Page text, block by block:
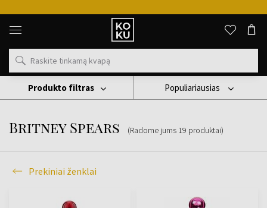
Originalūs
kvepalai
laikrodžiai
vienoje
Prekiniai Ženklai Britney Spears
Britney Spears (Radome jums 19 produktai)
Populiariausias
Prekiniai ženklai
Produkto filtras